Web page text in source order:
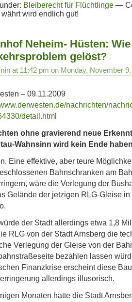
Bleiberecht für Flüchtlinge —
währt wird endlich gut!
Neheim- Hüsten:
gelöst?
at 11:42 pm on Monday, November
– 09.11.2009
nachrichten/
detail.html
ohne gravierend neue
Wahnsinn wird kein Ende
Eine effektive, aber teure
Bahnschranken am
wäre die Verlegung der
Gelände der jetzigen RLG-Gleise
der Stadt allerdings etwa 1,8
RLG von der Stadt Arnsberg die
Verlegung der Gleise von der
bezahlen lassen
Finanzkrise erscheint diese
allerdings illusorisch.
Monaten hatte die Stadt